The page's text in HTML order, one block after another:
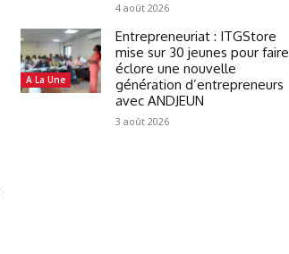
4 août 2026
A La Une
Entrepreneuriat : ITGStore
mise sur 30 jeunes pour faire
éclore une nouvelle
génération d’entrepreneurs
avec ANDJEUN
3 août 2026